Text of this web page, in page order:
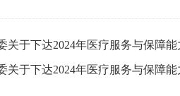
关于下达2024年医疗服务与保障
关于下达2024年医疗服务与保障